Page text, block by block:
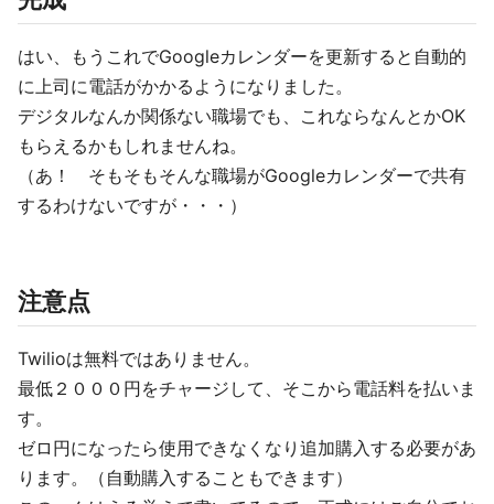
はい、もうこれでGoogleカレンダーを更新すると自動的
に上司に電話がかかるようになりました。
デジタルなんか関係ない職場でも、これならなんとかOK
もらえるかもしれませんね。
（あ！ そもそもそんな職場がGoogleカレンダーで共有
するわけないですが・・・）
注意点
Twilioは無料ではありません。
最低２０００円をチャージして、そこから電話料を払いま
す。
ゼロ円になったら使用できなくなり追加購入する必要があ
ります。（自動購入することもできます）